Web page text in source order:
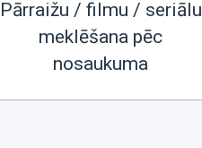
Pārraižu / filmu / seriālu
meklēšana pēc
nosaukuma